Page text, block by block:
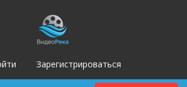
Зарегистрироваться